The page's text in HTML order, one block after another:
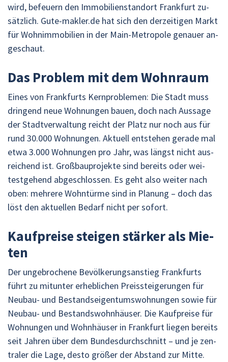
wird, be­feu­ern den Im­mo­bi­li­en­stand­ort Frank­furt zu­
sätz­lich. Gute-mak­ler.de hat sich den der­zei­ti­gen Markt
für Wohn­im­mo­bi­li­en in der Main-Me­tro­po­le ge­nau­er an­
ge­schaut.
Das Pro­blem mit dem Wohn­raum
Eines von Frank­furts Kern­pro­ble­men: Die Stadt muss
drin­gend neue Woh­nun­gen bauen, doch nach Aus­sa­ge
der Stadt­ver­wal­tung reicht der Platz nur noch aus für
rund 30.000 Woh­nun­gen. Ak­tu­ell ent­ste­hen ge­ra­de mal
etwa 3.000 Woh­nun­gen pro Jahr, was längst nicht aus­
rei­chend ist. Groß­bau­pro­jek­te sind be­reits oder wei­
test­ge­hend ab­ge­schlos­sen. Es geht also wei­ter nach
oben: meh­re­re Wohn­tür­me sind in Pla­nung – doch das
löst den ak­tu­el­len Be­darf nicht per so­fort.
Kauf­prei­se stei­gen stär­ker als Mie­
ten
Der un­ge­bro­che­ne Be­völ­ke­rungs­an­stieg Frank­furts
führt zu mit­un­ter er­heb­li­chen Preis­stei­ge­run­gen für
Neu­bau- und Be­stand­sei­gen­tums­woh­nun­gen sowie für
Neu­bau- und Be­stands­wohn­häu­ser. Die Kauf­prei­se für
Woh­nun­gen und Wohn­häu­ser in Frank­furt lie­gen be­reits
seit Jah­ren über dem Bun­des­durch­schnitt – und je zen­
tra­ler die Lage, desto grö­ßer der Ab­stand zur Mitte.